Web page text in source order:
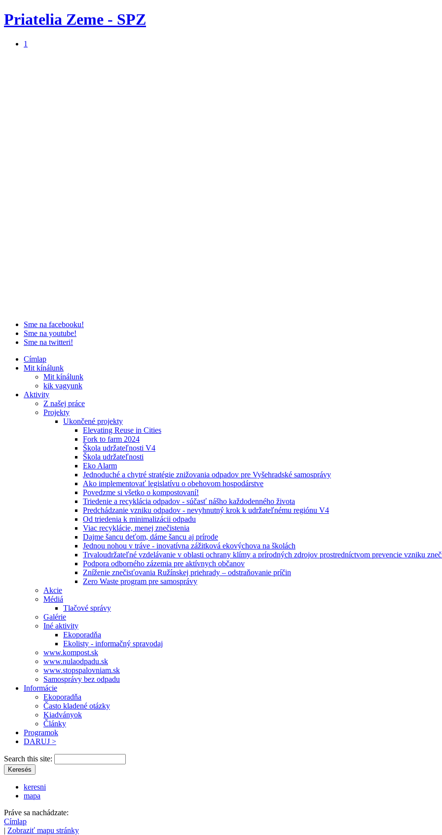
Priatelia Zeme - SPZ
1
Sme na facebooku!
Sme na youtube!
Sme na twitteri!
Címlap
Mit kínálunk
Mit kínálunk
kik vagyunk
Aktivity
Z našej práce
Projekty
Ukončené projekty
Elevating Reuse in Cities
Fork to farm 2024
Škola udržateľnosti V4
Škola udržateľnosti
Eko Alarm
Jednoduché a chytré stratégie znižovania odpadov pre Vyšehradské samosprávy
Ako implementovať legislatívu o obehovom hospodárstve
Povedzme si všetko o kompostovaní!
Triedenie a recyklácia odpadov - súčasť nášho každodenného života
Predchádzanie vzniku odpadov - nevyhnutný krok k udržateľnému regiónu V4
Od triedenia k minimalizácii odpadu
Viac recyklácie, menej znečistenia
Dajme šancu deťom, dáme šancu aj prírode
Jednou nohou v tráve - inovatívna zážitková ekovýchova na školách
Trvaloudržateľné vzdelávanie v oblasti ochrany klímy a prírodných zdrojov prostredníctvom prevencie vzniku
Podpora odborného zázemia pre aktívnych občanov
Zníženie znečisťovania Ružínskej priehrady – odstraňovanie príčin
Zero Waste program pre samosprávy
Akcie
Médiá
Tlačové správy
Galérie
Iné aktivity
Ekoporadňa
Ekolisty - informačný spravodaj
www.kompost.sk
www.nulaodpadu.sk
www.stopspalovniam.sk
Samosprávy bez odpadu
Informácie
Ekoporadňa
Často kladené otázky
Kiadványok
Články
Programok
DARUJ >
Search this site:
keresni
mapa
Práve sa nachádzate:
Címlap
| Zobraziť mapu stránky